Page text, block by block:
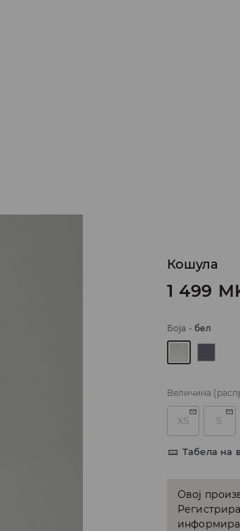
Кошула
1 499
Боја -бел
Величина
XS S
Табела на
Овој